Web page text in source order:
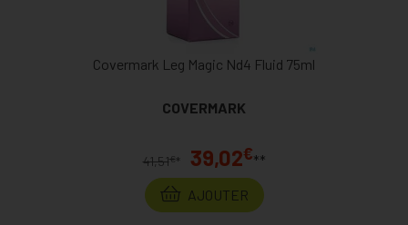
Covermark Leg Magic Nd4 Fluid 75ml
COVERMARK
41,51€ * 39,02€**
AJOUTER